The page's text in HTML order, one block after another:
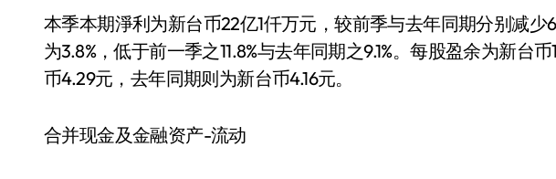
本季本期淨利为新台币22亿1仟万元，较前季与去年同期分别减少
为3.8%，低于前一季之11.8%与去年同期之9.1%。每股盈余为新台
币4.29元，去年同期则为新台币4.16元。
合并现金及金融资产-流动